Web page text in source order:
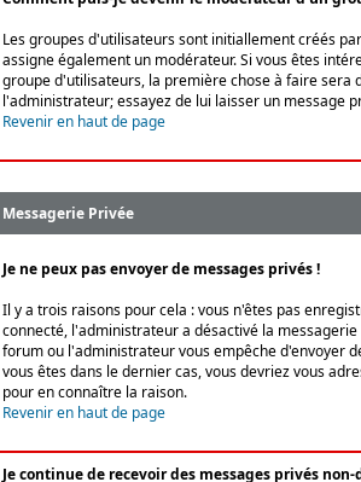
Les groupes d'utilisateurs sont initiallement créés
assigne également un modérateur. Si vous êtes
groupe d'utilisateurs, la première chose à faire sera
l'administrateur; essayez de lui laisser un message
Revenir en haut de page
Messagerie Privée
Je ne peux pas envoyer de messages privés !
Il y a trois raisons pour cela : vous n'êtes pas
connecté, l'administrateur a désactivé la
forum ou l'administrateur vous empêche d'envoyer
vous êtes dans le dernier cas, vous devriez vous
pour en connaître la raison.
Revenir en haut de page
Je continue de recevoir des messages privés non-